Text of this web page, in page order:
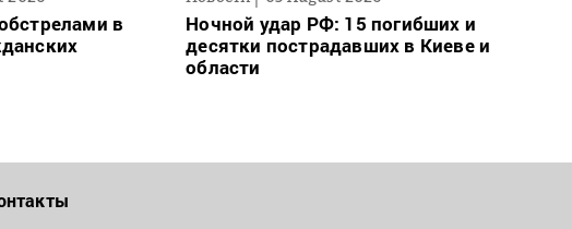
в
Ночной удар РФ: 15 погибших и
десятки пострадавших в Киеве и
области